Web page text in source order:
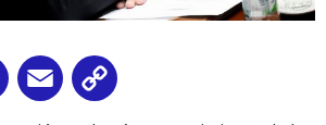
WhatsApp
Email